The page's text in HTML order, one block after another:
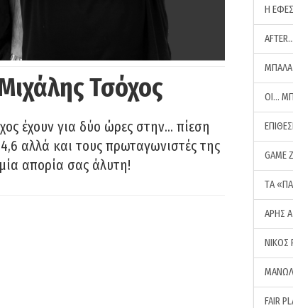
Τσόχος
έχουν για δύο ώρες στην… πίεση
αλλά και τους πρωταγωνιστές της
απορία σας άλυτη!
Η
ΜΠΑΛΑ
ΟΙ…
GAME
ΤA
ΑΡΗΣ
ΝΙΚΟΣ
FAIR